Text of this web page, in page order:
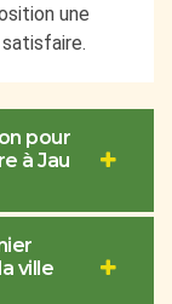
une
pour
à Jau
ville